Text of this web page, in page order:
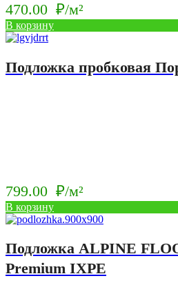
470.00 ₽/м²
В корзину
Подложка пробковая
799.00 ₽/м²
В корзину
Подложка ALPINE
Premium IXPE